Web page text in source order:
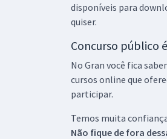
disponíveis para
quiser.
Concurso público
No Gran você fica
cursos online que
participar.
Temos muita
Não fique de fora